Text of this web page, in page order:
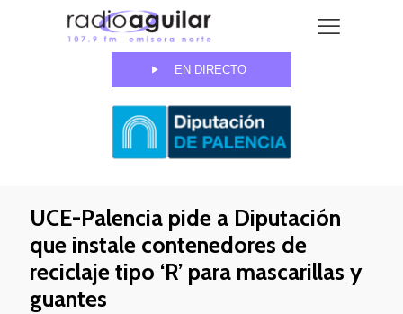
EN DIRECTO
UCE-Palencia pide a Diputación
que instale contenedores de
reciclaje tipo ‘R’ para mascarillas y
guantes